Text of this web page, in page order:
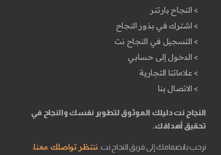
> النجاح بارتنر
> اشترك في بذور النجاح
> التسجيل في النجاح نت
> الدخول إلى حسابي
> علاماتنا التجارية
> الاتصال بنا
النجاح نت دليلك الموثوق لتطوير نفسك والنجاح في
تحقيق أهدافك.
نرحب بانضمامك إلى فريق النجاح نت. ننتظر تواصلك معنا.